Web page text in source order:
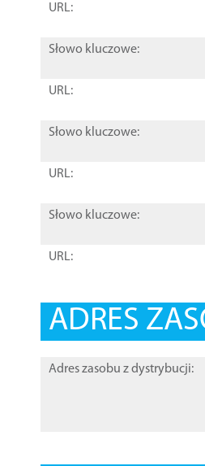
URL:
Słowo kluczowe:
URL:
Słowo kluczowe:
URL:
Słowo kluczowe:
URL:
ADRES
Adres zasobu z dystrybucji: